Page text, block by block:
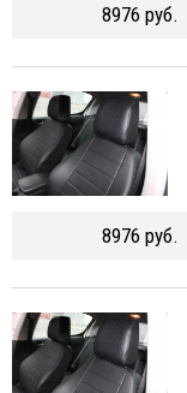
8976 руб.
8976 руб.